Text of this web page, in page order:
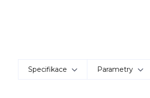
Specifikace Parametry